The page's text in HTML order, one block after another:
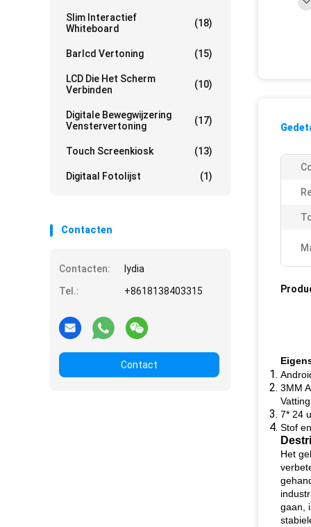
Slim Interactief
Whiteboard
(18)
Barlcd Vertoning (15)
LCD Die Het Scherm
Verbinden
(10)
Digitale Bewegwijzering
Venstervertoning
(17)
Touch Screenkiosk (13)
Digitaal Fotolijst (1)
Contacten
Contacten:
lydia
Tel.:
+8618138403315
Contact
3MM
7* 24
Stof
Het
gaan,